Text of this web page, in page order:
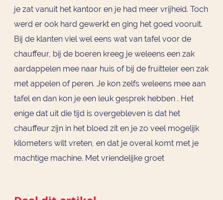
je zat vanuit het kantoor en je had meer vrijheid. Toch
werd er ook hard gewerkt en ging het goed vooruit.
Bij de klanten viel wel eens wat van tafel voor de
chauffeur, bij de boeren kreeg je weleens een zak
aardappelen mee naar huis of bij de fruitteler een zak
met appelen of peren. Je kon zelfs weleens mee aan
tafel en dan kon je een leuk gesprek hebben . Het
enige dat uit die tijd is overgebleven is dat het
chauffeur zijn in het bloed zit en je zo veel mogelijk
kilometers wilt vreten, en dat je overal komt met je
machtige machine. Met vriendelijke groet